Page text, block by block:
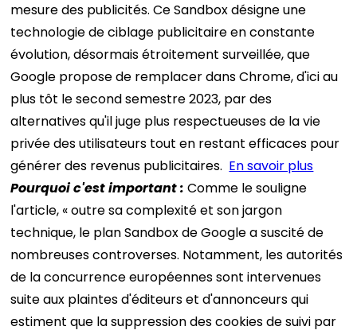
mesure des publicités. Ce Sandbox désigne une
technologie de ciblage publicitaire en constante
évolution, désormais étroitement surveillée, que
Google propose de remplacer dans Chrome, d'ici au
plus tôt le second semestre 2023, par des
alternatives qu'il juge plus respectueuses de la vie
privée des utilisateurs tout en restant efficaces pour
générer des revenus publicitaires. En savoir plus
Pourquoi c'est important :Comme le souligne
l'article, « outre sa complexité et son jargon
technique, le plan Sandbox de Google a suscité de
nombreuses controverses. Notamment, les autorités
de la concurrence européennes sont intervenues
suite aux plaintes d'éditeurs et d'annonceurs qui
estiment que la suppression des cookies de suivi par